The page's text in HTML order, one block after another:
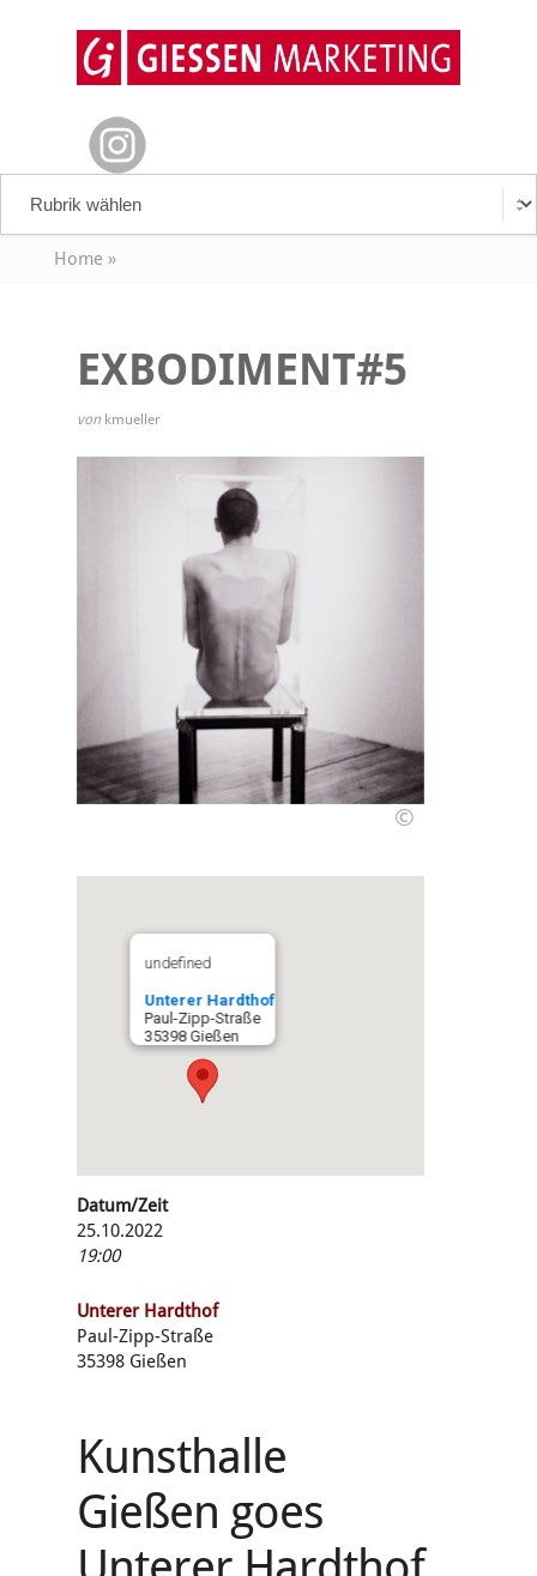
Home»
EXBODIMENT#5
von kmueller
©
undefined
Unterer Hardthof
Paul-Zipp-Straße
35398 Gießen
Datum/Zeit
25.10.2022
19:00
Unterer Hardthof
Paul-Zipp-Straße
35398 Gießen
Kunsthalle
Gießen goes